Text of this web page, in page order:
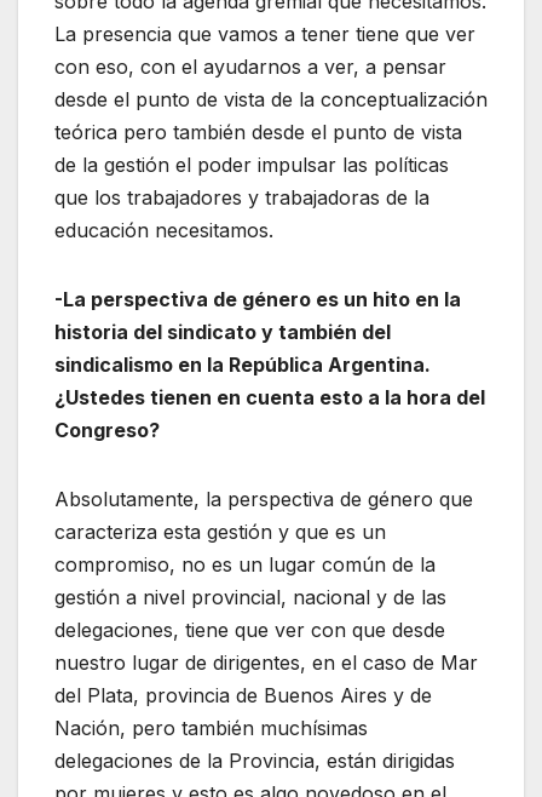
La presencia que vamos a tener tiene que ver
con eso, con el ayudarnos a ver, a pensar
desde el punto de vista de la conceptualización
teórica pero también desde el punto de vista
de la gestión el poder impulsar las políticas
que los trabajadores y trabajadoras de la
educación necesitamos.
-La perspectiva de género es un hito en la
historia del sindicato y también del
sindicalismo en la República Argentina.
¿Ustedes tienen en cuenta esto a la hora del
Congreso?
Absolutamente, la perspectiva de género que
caracteriza esta gestión y que es un
compromiso, no es un lugar común de la
gestión a nivel provincial, nacional y de las
delegaciones, tiene que ver con que desde
nuestro lugar de dirigentes, en el caso de Mar
del Plata, provincia de Buenos Aires y de
Nación, pero también muchísimas
delegaciones de la Provincia, están dirigidas